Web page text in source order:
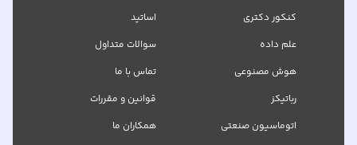
کنکور دکتری
علم داده
هوش مصنوعی
رباتیکز
اتوماسیون صنعتی
اساتید
سوالات متداول
تماس با ما
قوانین و مقررات
همکاران ما